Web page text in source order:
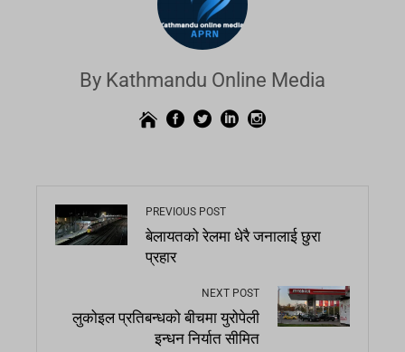
By Kathmandu Online Media
PREVIOUS POST
बेलायतको रेलमा धेरै जनालाई छुरा
प्रहार
NEXT POST
लुकोइल प्रतिबन्धको बीचमा युरोपेली
इन्धन निर्यात सीमित